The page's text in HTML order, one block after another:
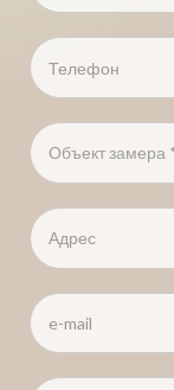
Телефон
Адрес
e-mail
Объект замера